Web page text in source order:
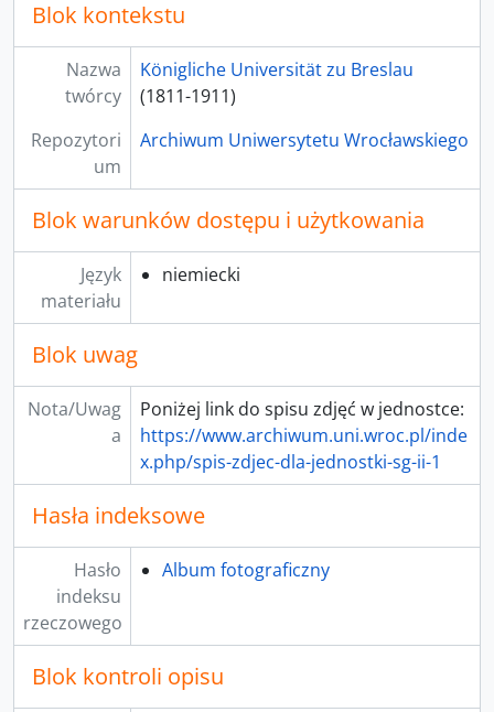
[Seria] 2 - Akta Wydziału Teologii Ewangelickiej
[Seria] 3 - Akta Wydziału Teologii Katolickiej
[Seria] 4 - Akta Wydziału Prawa
[Seria] 5 - Akta Wydziału Medycznego
[Seria] 999 - Pomoce archiwalne
[Seria] 6 - Akta Wydziału Filozoficznego
Blok kontekstu
Nazwa
twórcy
Königliche Universität zu Breslau
(1811-1911)
Repozytori
um
Archiwum Uniwersytetu Wrocławskiego
Blok warunków dostępu i użytkowania
Język
materiału
niemiecki
Blok uwag
Nota/Uwag
a
Poniżej link do spisu zdjęć w jednostce:
https://www.archiwum.uni.wroc.pl/inde
x.php/spis-zdjec-dla-jednostki-sg-ii-1
Hasła indeksowe
Hasło
indeksu
rzeczowego
Album fotograficzny
Blok kontroli opisu